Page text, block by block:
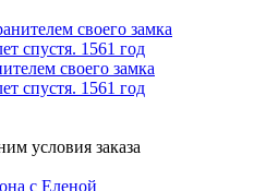
своего замка
спустя. 1561 год
условия заказа